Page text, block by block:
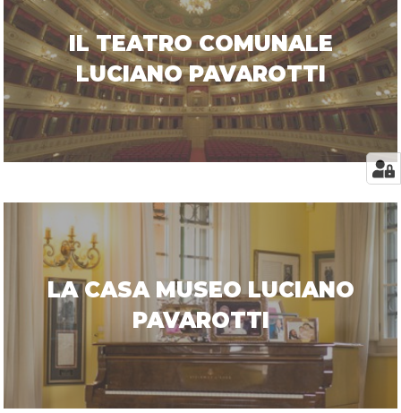
IL TEATRO COMUNALE
LUCIANO PAVAROTTI
LA CASA MUSEO LUCIANO
PAVAROTTI